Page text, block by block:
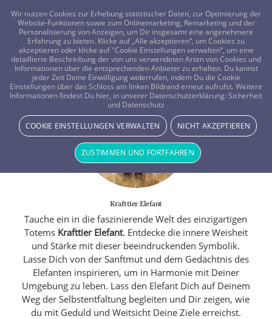
FRAGEN? KOSTENLOS ANRUFEN: 0800-8478266
Krafttier Elefant
Tauche ein in die faszinierende Welt des einzigartigen
Totems Krafttier Elefant. Entdecke die innere Weisheit
und Stärke mit dieser beeindruckenden Symbolik.
Lasse Dich von der Sanftmut und dem Gedächtnis des
Elefanten inspirieren, um in Harmonie mit Deiner
Umgebung zu leben. Lass den Elefant Dich auf Deinem
Weg der Selbstentfaltung begleiten und Dir zeigen, wie
du mit Geduld und Weitsicht Deine Ziele erreichst.
Wir nutzen Cookies zur Erhebung statistischer Daten, zur Optimierung der
Website-Funktionen sowie zum Onlinemarketing, Remarketing und der
Personalisierung von Anzeigen, um Dir insgesamt eine angenehmere
Erfahrung zu bieten. Klicke auf „Alle akzeptieren“, um Cookies zu
akzeptieren oder klicke auf "Cookie Einstellungen verwalten“, um eine
detaillierte Beschreibung der von uns verwendeten Arten von Cookies und
Informationen über die entsprechenden Anbieter zu erhalten. Du kannst
jeder Zeit Deine Einwilligung widerrufen, indem Du die Cookie
Einstellungen über das Schloss am linken Bildrand erneut aufrufst. Weitere
Informationen findest Du hier, in unserer Datenschutzerklärung: Sicherheit
und Datenschutz
COOKIE EINSTELLUNGEN VERWALTEN NICHT AKZEPTIEREN
ZUSTIMMEN UND FORTFAHREN